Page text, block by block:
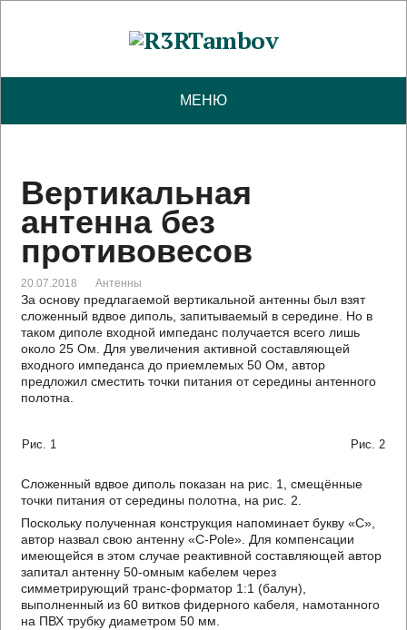
МЕНЮ
Вертикальная
антенна без
противовесов
20.07.2018 Антенны
За основу предлагаемой вертикальной антенны был взят
сложенный вдвое диполь, запитываемый в середине. Но в
таком диполе входной импеданс получается всего лишь
около 25 Ом. Для увеличения активной составляющей
входного импеданса до приемлемых 50 Ом, автор
предложил сместить точки питания от середины антенного
полотна.
Рис. 1 Рис. 2
Сложенный вдвое диполь показан на рис. 1, смещённые
точки питания от середины полотна, на рис. 2.
Поскольку полученная конструкция напоминает букву «С»,
автор назвал свою антенну «С-Pole». Для компенсации
имеющейся в этом случае реактивной составляющей автор
запитал антенну 50-омным кабелем через
симметрирующий транс-форматор 1:1 (балун),
выполненный из 60 витков фидерного кабеля, намотанного
на ПВХ трубку диаметром 50 мм.